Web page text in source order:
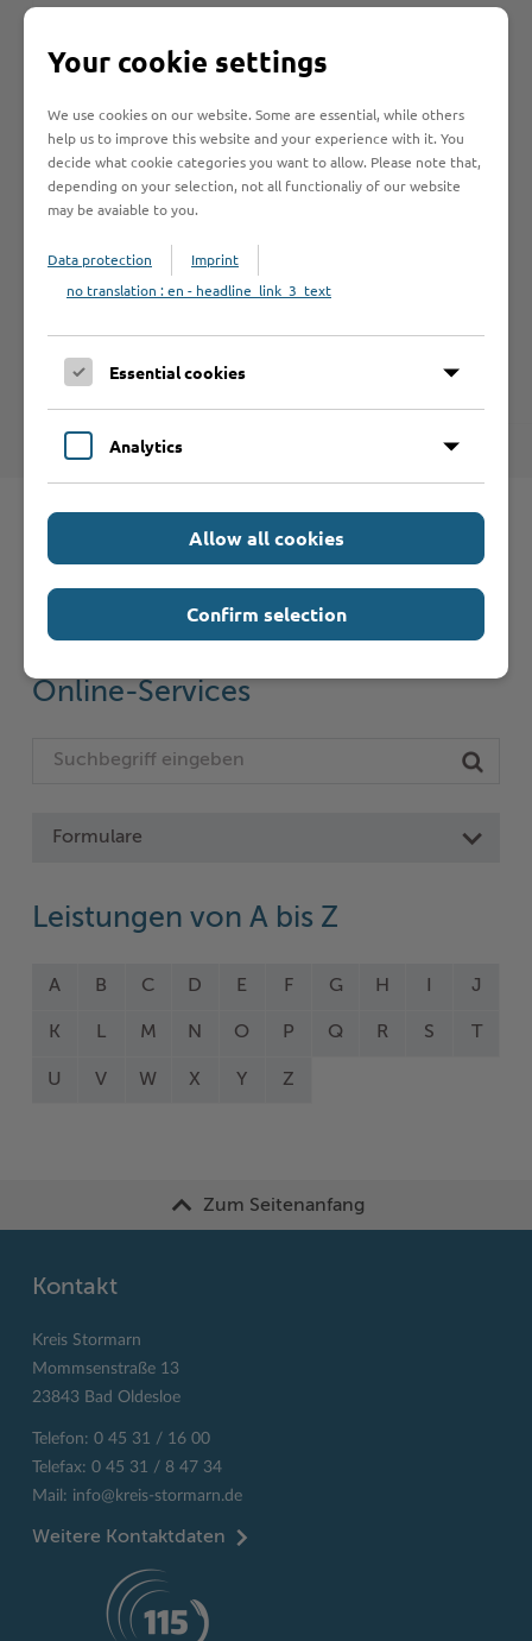
Archiv 2023
Archiv 2021
Archiv 2020
Archiv 2019
Archiv 2018
Archiv 2017
Archiv 2015
Schnelleinstieg
Seite auswählen
Online-Services
Formulare
Leistungen von A bis Z
A B C D E F G H J
K L M N O P Q R S T
U V W X Y Z
Zum Seitenanfang
Kontakt
Kreis Stormarn
Mommsenstraße 13
23843 Bad Oldesloe
Telefon: 0 45 31 / 16 00
Telefax: 0 45 31 / 8 47 34
Mail: info@kreis-stormarn.de
Weitere Kontaktdaten
Your cookie settings
We use cookies on our website. Some are essential, while others
help us to improve this website and your experience with it. You
decide what cookie categories you want to allow. Please note that,
depending on your selection, not all functionaliy of our website
may be avaiable to you.
Data protection
Imprint
no translation : en - headline_link_3_text
Essential cookies
Analytics
Allow all cookies
Confirm selection